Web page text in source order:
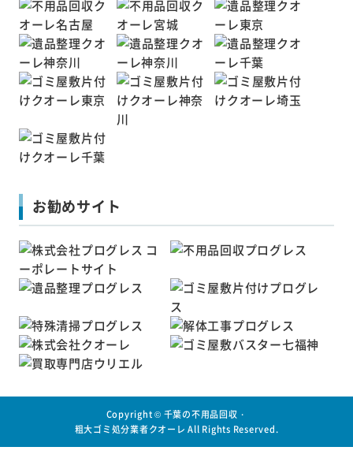
お勧めサイト
Copyright © 千葉の不用品回収・
粗大ゴミ処分業者クオーレ All Rights Reserved.